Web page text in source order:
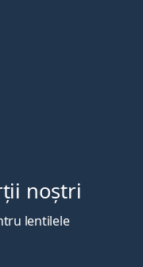
noștri
lentilele